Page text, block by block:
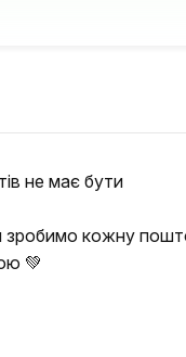
не має бути
зробимо кожну
💚